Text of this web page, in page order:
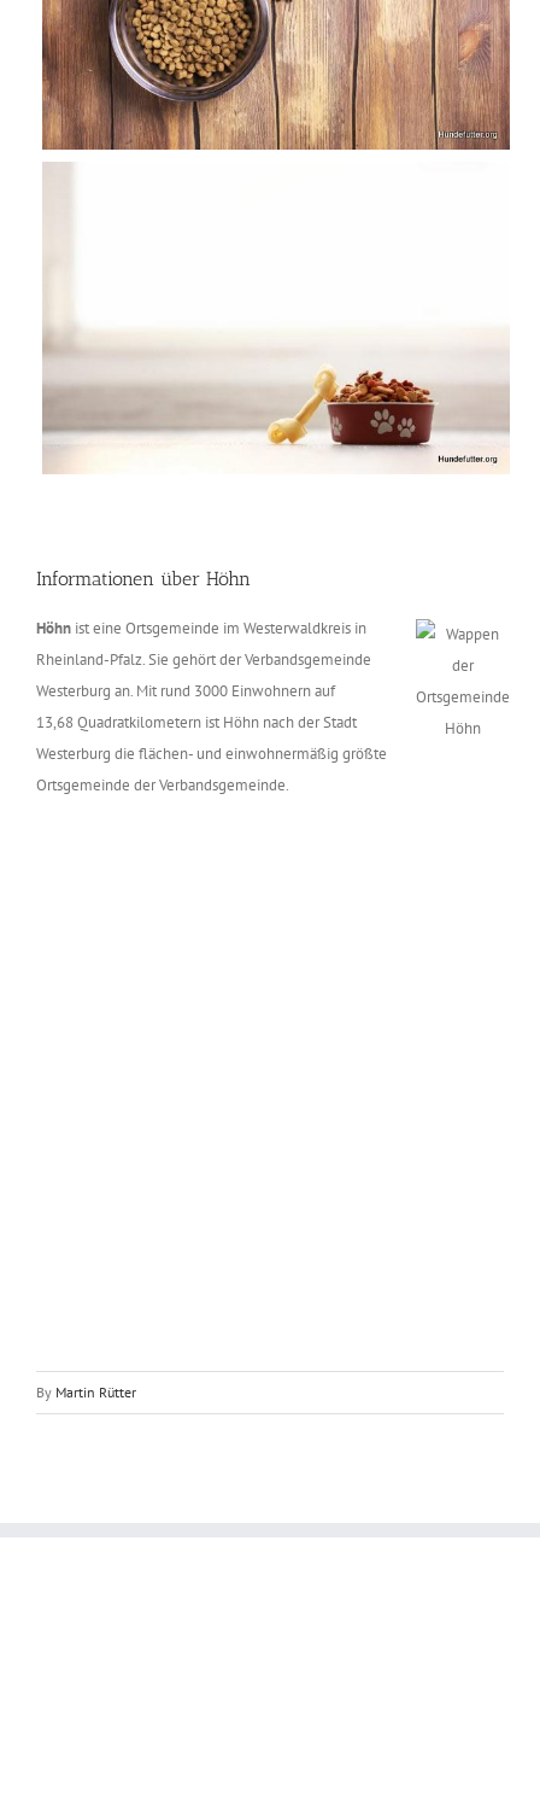
Informationen über Höhn
Höhn ist eine Ortsgemeinde im Westerwaldkreis in
Rheinland-Pfalz. Sie gehört der Verbandsgemeinde
Westerburg an. Mit rund 3000 Einwohnern auf
13,68 Quadratkilometern ist Höhn nach der Stadt
Westerburg die flächen- und einwohnermäßig größte
Ortsgemeinde der Verbandsgemeinde.
By Martin Rütter